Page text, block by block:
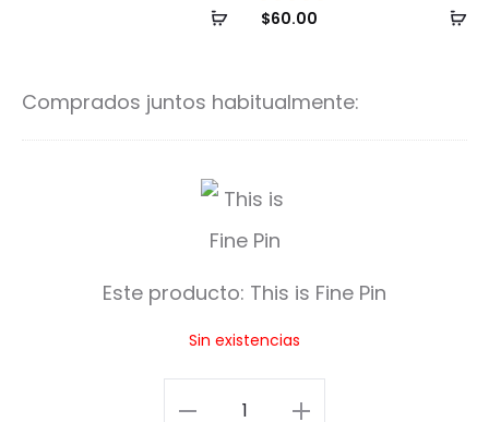
AñadirValorad
o con
$60.00
Comprados juntos habitualmente:
T
h
i
Este producto: This is Fine Pin
Sin existencias
This